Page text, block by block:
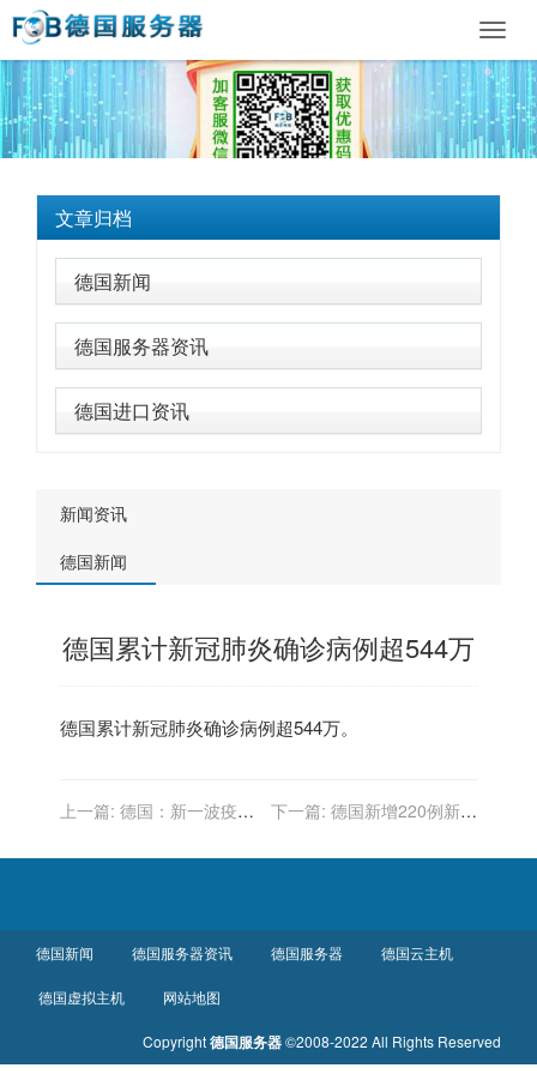
文章归档
德国新闻
德国服务器资讯
德国进口资讯
新闻资讯
德国新闻
德国累计新冠肺炎确诊病例超544万
德国累计新冠肺炎确诊病例超544万。
上一篇: 德国：新一波疫情
下一篇: 德国新增220例新冠
德国新闻 德国服务器资讯 德国服务器 德国云主机
德国虚拟主机 网站地图
Copyright德国服务器©2008-2022 All Rights Reserved